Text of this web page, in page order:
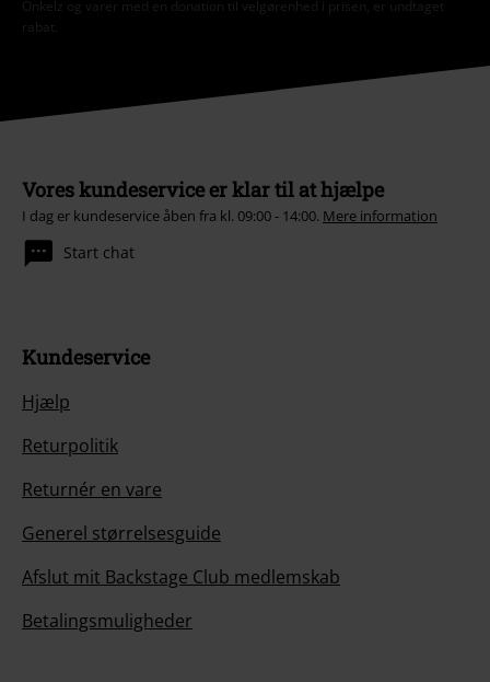
Onkelz og varer med en donation til velgørenhed i prisen, er undtaget
rabat.
Vores kundeservice er klar til at hjælpe
I dag er kundeservice åben fra kl. 09:00 - 14:00. Mere information
Start chat
Kundeservice
Hjælp
Returpolitik
Returnér en vare
Generel størrelsesguide
Afslut mit Backstage Club medlemskab
Betalingsmuligheder